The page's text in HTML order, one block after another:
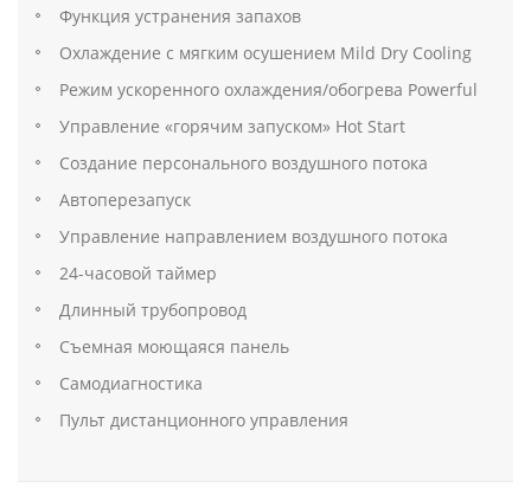
Функция устранения запахов
Охлаждение с мягким осушением Mild Dry Cooling
Режим ускоренного охлаждения/обогрева Powerful
Управление «горячим запуском» Hot Start
Создание персонального воздушного потока
Автоперезапуск
Управление направлением воздушного потока
24-часовой таймер
Длинный трубопровод
Съемная моющаяся панель
Самодиагностика
Пульт дистанционного управления